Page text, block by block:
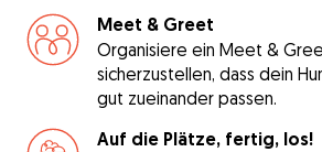
Meet & Greet
Organisiere ein Meet &
sicherzustellen, dass dein
gut zueinander passen.
Auf die Plätze, fertig, los!